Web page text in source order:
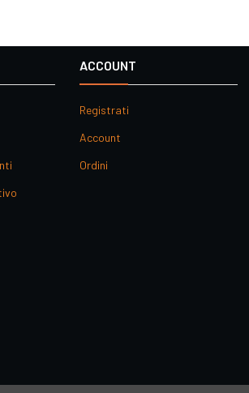
ACCOUNT
Registrati
Account
Ordini